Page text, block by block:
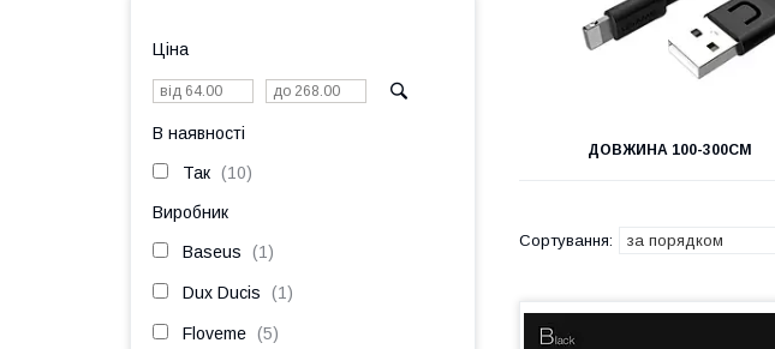
ДОВЖИНА 100-300СМ
Ціна
В наявності
Так 10
Виробник
Baseus 1
Dux Ducis 1
Floveme 5